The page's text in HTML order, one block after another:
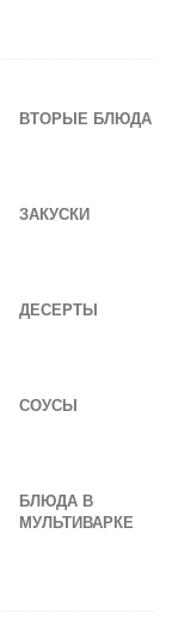
ВТОРЫЕ БЛЮДА
ЗАКУСКИ
ДЕСЕРТЫ
СОУСЫ
БЛЮДА В
МУЛЬТИВАРКЕ